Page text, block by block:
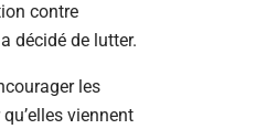
contre
décidé de lutter.
les
viennent